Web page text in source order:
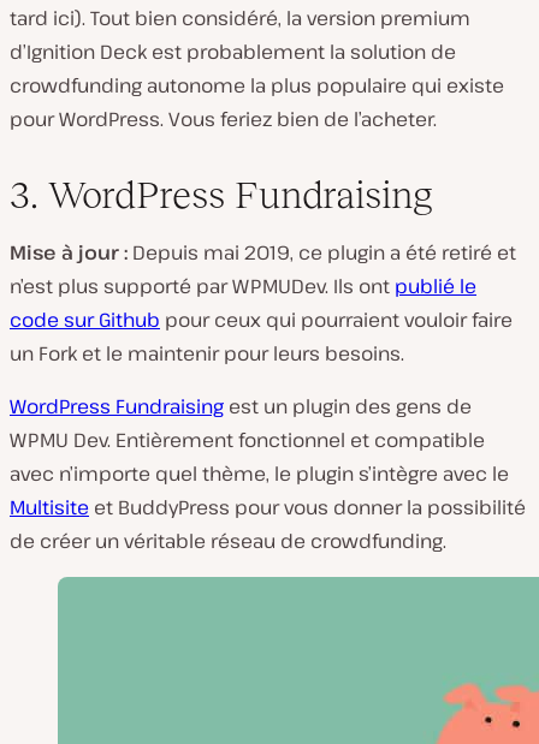
tard ici). Tout bien considéré, la version premium
d’Ignition Deck est probablement la solution de
crowdfunding autonome la plus populaire qui existe
pour WordPress. Vous feriez bien de l’acheter.
3. WordPress Fundraising
Mise à jour : Depuis mai 2019, ce plugin a été retiré et
n’est plus supporté par WPMUDev. Ils ont publié le
code sur Github pour ceux qui pourraient vouloir faire
un Fork et le maintenir pour leurs besoins.
WordPress Fundraising est un plugin des gens de
WPMU Dev. Entièrement fonctionnel et compatible
avec n’importe quel thème, le plugin s’intègre avec le
Multisite et BuddyPress pour vous donner la possibilité
de créer un véritable réseau de crowdfunding.